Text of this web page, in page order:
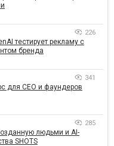
226
тестирует рекламу с
бренда
341
для CEO и фаундеров
285
людьми и AI-
SHOTS